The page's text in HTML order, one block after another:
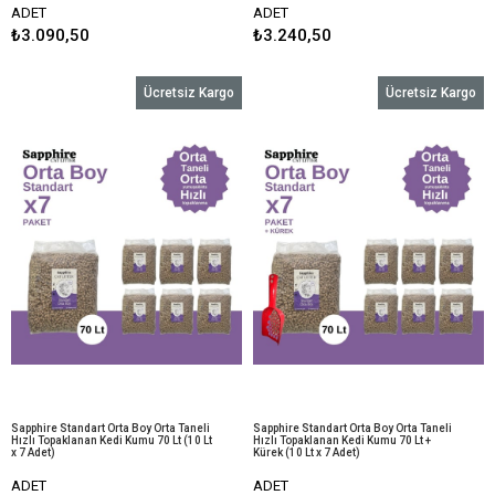
ADET
₺3.090,50
ADET
₺3.240,50
Sapphire Standart Orta Boy Orta Taneli
Hızlı Topaklanan Kedi Kumu 70 Lt (10 Lt
x 7 Adet)
ADET
Ücretsiz Kargo
Sapphire Standart Orta Boy Orta Taneli
Hızlı Topaklanan Kedi Kumu 70 Lt +
Kürek (10 Lt x 7 Adet)
ADET
Ücretsiz Kargo